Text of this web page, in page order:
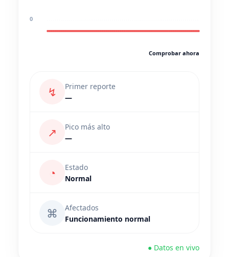
0
Comprobar ahora
↯
Primer reporte
—
↗
Pico más alto
—
◔
Estado
Normal
⌘
Afectados
Funcionamiento normal
● Datos en vivo